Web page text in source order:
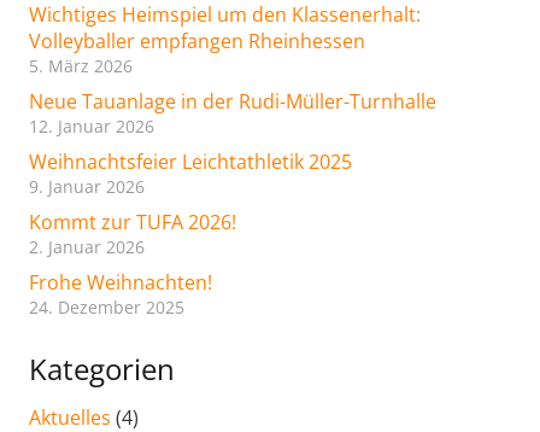
Wichtiges Heimspiel um den Klassenerhalt:
Volleyballer empfangen Rheinhessen
5. März 2026
Neue Tauanlage in der Rudi-Müller-Turnhalle
12. Januar 2026
Weihnachtsfeier Leichtathletik 2025
9. Januar 2026
Kommt zur TUFA 2026!
2. Januar 2026
Frohe Weihnachten!
24. Dezember 2025
Kategorien
Aktuelles (4)